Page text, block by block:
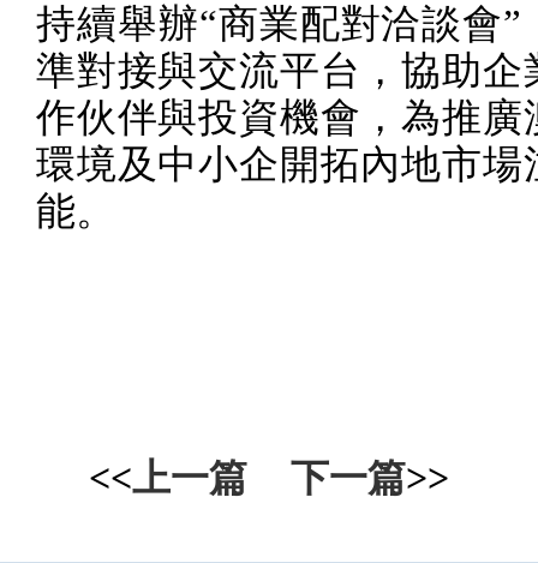
持續舉辦“商業配對洽談會”
準對接與交流平台，協助企
作伙伴與投資機會，為推廣
環境及中小企開拓內地市場
能。
<<上一篇 下一篇>>